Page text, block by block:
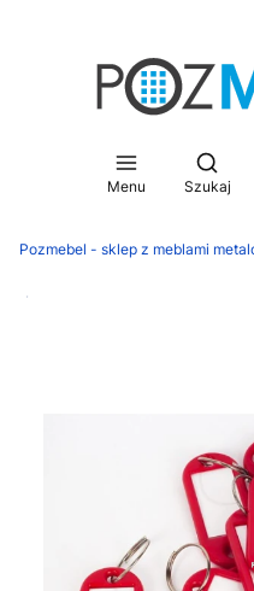
Menu Szukaj
Pozmebel - sklep z meblami
Darmowa dostawa